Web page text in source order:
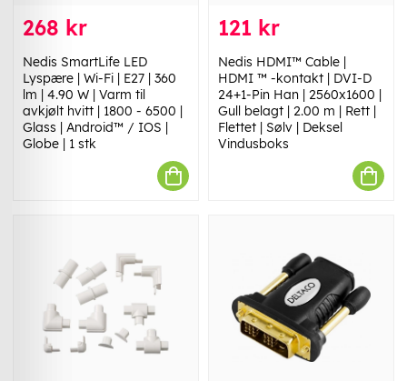
268 kr
Nedis SmartLife LED
Lyspære | Wi-Fi | E27 | 360
lm | 4.90 W | Varm til
avkjølt hvitt | 1800 - 6500 |
Glass | Android™ / IOS |
Globe | 1 stk
121 kr
Nedis HDMI™ Cable |
HDMI ™ -kontakt | DVI-D
24+1-Pin Han | 2560x1600 |
Gull belagt | 2.00 m | Rett |
Flettet | Sølv | Deksel
Vindusboks